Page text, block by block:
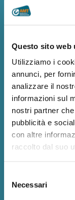
Questo sito web
Utilizziamo i
annunci, per
analizzare il
informazioni sul
nostri partner
pubblicità e
con altre
raccolto dal suo
delNecessari
Calcola il